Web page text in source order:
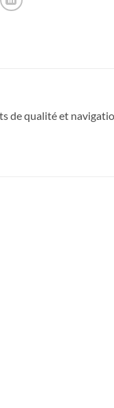
de qualité et